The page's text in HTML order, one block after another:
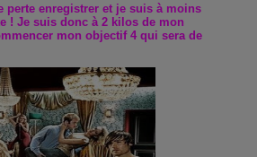
perte enregistrer et je suis à moins
! Je suis donc à 2 kilos de mon
mon objectif 4 qui sera de